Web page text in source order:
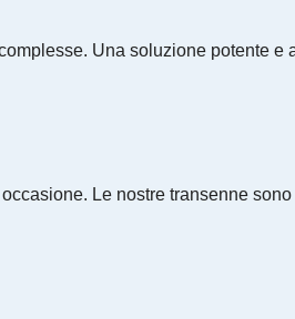
Una soluzione potente
Le nostre transenne